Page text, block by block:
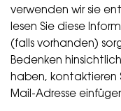
verwenden wir sie
lesen Sie diese
(falls vorhanden)
Bedenken
haben, kontaktieren
Mail-Adresse